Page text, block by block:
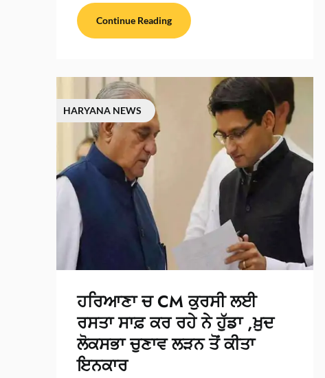
Continue Reading
HARYANA NEWS
ਹਰਿਆਣਾ ਚ CM ਕੁਰਸੀ ਲਈ
ਰਸਤਾ ਸਾਫ਼ ਕਰ ਰਹੇ ਨੇ ਹੁੱਡਾ ,ਖ਼ੁਦ
ਲੋਕਸਭਾ ਚੁਣਾਵ ਲੜਨ ਤੋਂ ਕੀਤਾ
ਇਨਕਾਰ